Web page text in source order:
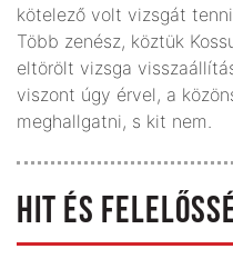
kötelező volt vizsgát
Több zenész, köztük
eltörölt vizsga
viszont úgy érvel, a
meghallgatni, s kit nem.
HIT ÉS